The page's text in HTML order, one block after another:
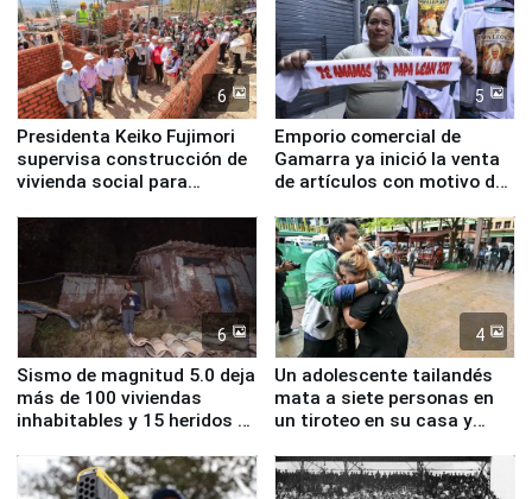
6
Presidenta Keiko Fujimori
supervisa construcción de
vivienda social para
5
Emporio comercial de
Gamarra ya inició la venta
de artículos con motivo de
6
Sismo de magnitud 5.0 deja
más de 100 viviendas
inhabitables y 15 heridos en
4
Un adolescente tailandés
mata a siete personas en
un tiroteo en su casa y